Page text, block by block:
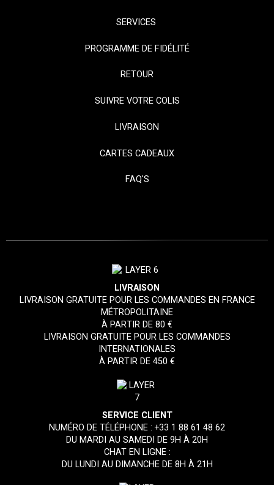
SERVICES
PROGRAMME DE FIDÉLITÉ
RETOUR
SUIVRE VOTRE COLIS
LIVRAISON
CARTES CADEAUX
FAQ'S
LIVRAISON
LIVRAISON GRATUITE POUR LES COMMANDES EN FRANCE
MÉTROPOLITAINE
À PARTIR DE 80 €
LIVRAISON GRATUITE POUR LES COMMANDES
INTERNATIONALES
À PARTIR DE 450 €
SERVICE CLIENT
NUMÉRO DE TÉLÉPHONE :+33 1 88 61 48 62
DU MARDI AU SAMEDI DE 9H À 20H
CHAT EN LIGNE :
DU LUNDI AU DIMANCHE DE 8H À 21H